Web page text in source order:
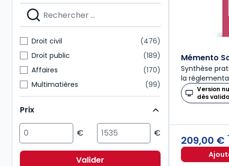
Nouvelle Bibliothèque de Thèses
28
Dalloz Action
Droit civil
476
Droit public
189
Affaires
170
Multimatières
99
Social
99
Sciences politiques et sociales
98
92
Fiscal
85
Prix
Valider
Mémento
Synthèse
la
Version
dès
209,00 €